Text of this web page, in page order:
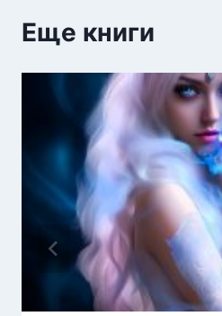
Еще книги